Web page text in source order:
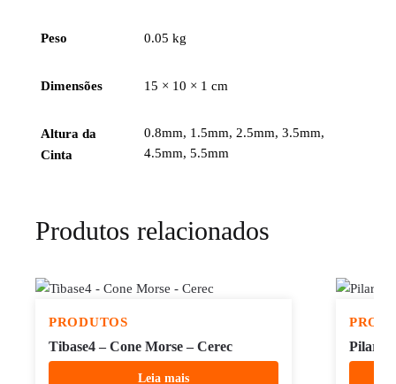
Peso 0.05 kg
Dimensões 15 × 10 × 1 cm
Altura da
Cinta
0.8mm, 1.5mm, 2.5mm, 3.5mm,
4.5mm, 5.5mm
Produtos relacionados
PRODUTOS
Tibase4 – Cone Morse – Cerec
Leia mais
Pilar